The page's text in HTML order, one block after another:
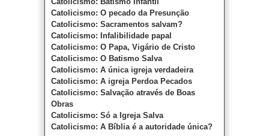
Catolicismo: O pecado da Presunção
Catolicismo: Sacramentos salvam?
Catolicismo: Infalibilidade papal
Catolicismo: O Papa, Vigário de Cristo
Catolicismo: O Batismo Salva
Catolicismo: A única igreja verdadeira
Catolicismo: A igreja Perdoa Pecados
Catolicismo: Salvação através de Boas
Obras
Catolicismo: Só a Igreja Salva
Catolicismo: A Bíblia é a autoridade única?